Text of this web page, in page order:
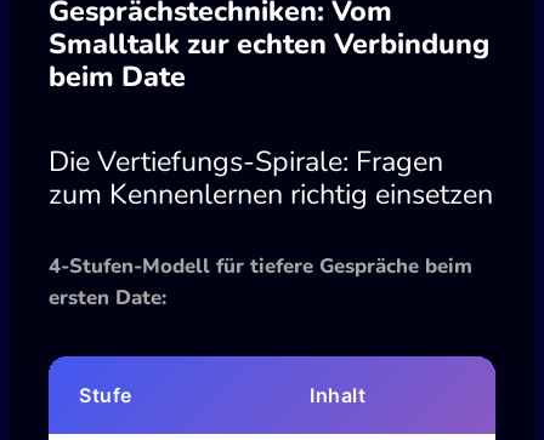
Gesprächstechniken: Vom
Smalltalk zur echten Verbindung
beim Date
Die Vertiefungs-Spirale: Fragen
zum Kennenlernen richtig einsetzen
4-Stufen-Modell für tiefere Gespräche beim
ersten Date:
Stufe Inhalt